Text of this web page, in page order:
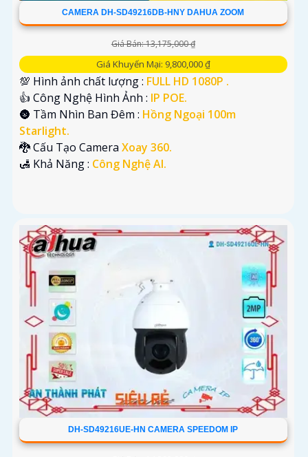
CAMERA DH-SD49216DB-HNY DAHUA ZOOM
Giá Bán: 13,175,000 ₫
Giá Khuyến Mại: 9,800,000 ₫
💯 Hình ảnh chất lượng : FULL HD 1080P .
👍 Công Nghệ Hình Ảnh : IP POE.
🌚 Tầm Nhìn Ban Đêm : Hồng Ngoại 100m
Starlight.
🐉️ Cấu Tạo Camera Xoay 360.
️🛃 Khả Năng : Công Nghệ AI.
DH-SD49216UE-HN CAMERA SPEEDOM IP